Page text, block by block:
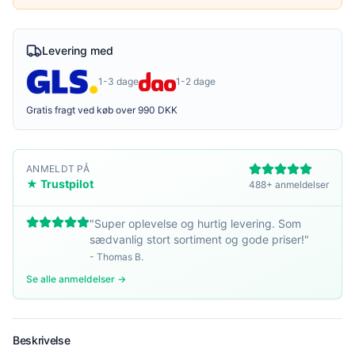
Levering med
1-3 dage 1-2 dage
Gratis fragt ved køb over 990 DKK
ANMELDT PÅ
★ Trustpilot 488+ anmeldelser
"Super oplevelse og hurtig levering. Som
sædvanlig stort sortiment og gode priser!"
- Thomas B.
Se alle anmeldelser →
Beskrivelse